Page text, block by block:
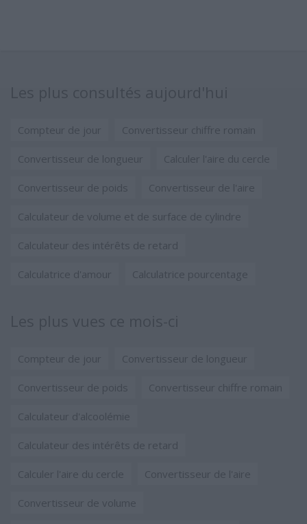
Compteur de jour Convertisseur chiffre romain
Convertisseur de longueur Calculer l'aire du cercle
Convertisseur de poids Convertisseur de l'aire
Calculateur de volume et de surface de cylindre
Calculateur des intérêts de retard
Calculatrice d'amour Calculatrice pourcentage
Compteur de jour Convertisseur de longueur
Convertisseur de poids Convertisseur chiffre romain
Calculateur d'alcoolémie
Calculateur des intérêts de retard
Calculer l'aire du cercle Convertisseur de l'aire
Convertisseur de volume